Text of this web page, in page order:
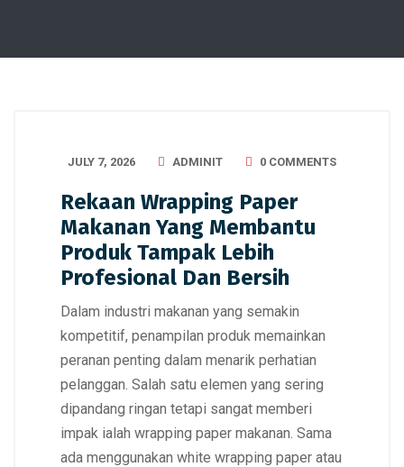
JULY 7, 2026 ADMINIT 0 COMMENTS
Rekaan Wrapping Paper
Makanan Yang Membantu
Produk Tampak Lebih
Profesional Dan Bersih
Dalam industri makanan yang semakin
kompetitif, penampilan produk memainkan
peranan penting dalam menarik perhatian
pelanggan. Salah satu elemen yang sering
dipandang ringan tetapi sangat memberi
impak ialah wrapping paper makanan. Sama
ada menggunakan white wrapping paper atau